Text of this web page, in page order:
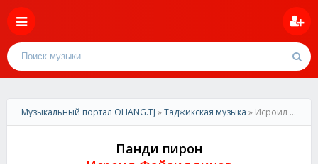
Музыкальный портал OHANG.TJ »Таджикская музыка » Исроил Файзиддинов-Панди пирон
Панди пирон